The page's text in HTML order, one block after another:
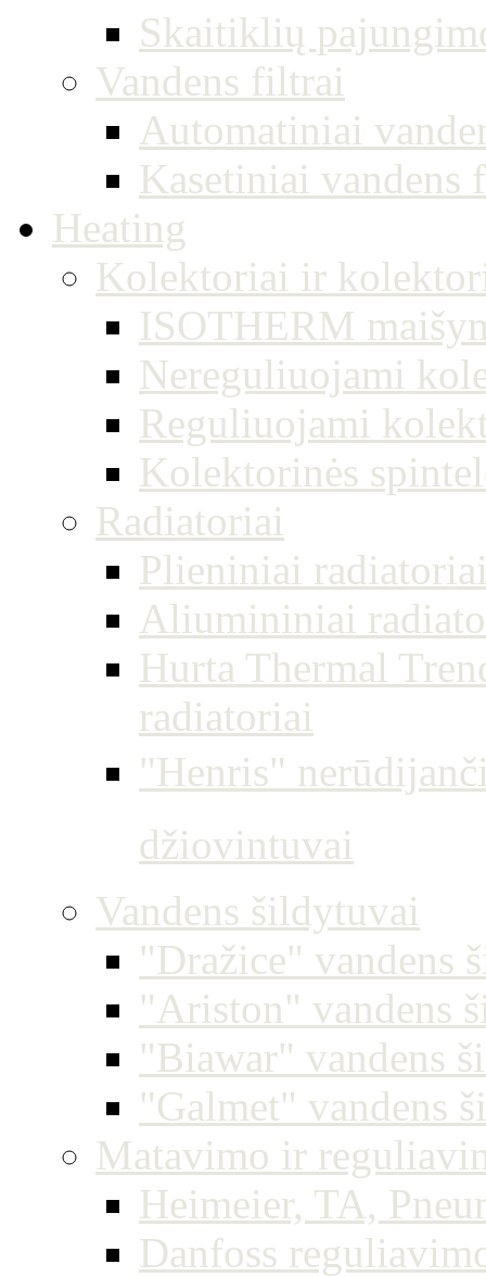
Skaitiklių
Vandens filtrai
Automatiniai
Kasetiniai vandens
Heating
Kolektoriai ir
ISOTHERM
Nereguliuojami
Reguliuojami
Kolektorinės
Radiatoriai
Plieniniai
Aliumininiai
Hurta Thermal
radiatoriai
"Henris"
džiovintuvai
Vandens šildytuvai
"Dražice" vandens
"Ariston" vandens
"Biawar" vandens
"Galmet" vandens
Matavimo ir
Heimeier, TA,
Danfoss